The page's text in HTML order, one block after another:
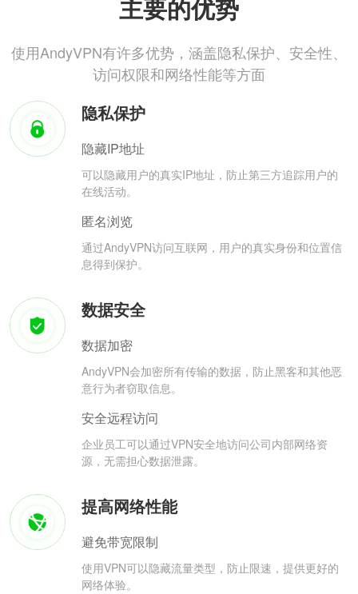
主要的优势
使用AndyVPN有许多优势，涵盖隐私保护、安全性、
访问权限和网络性能等方面
隐私保护
隐藏IP地址
可以隐藏用户的真实IP地址，防止第三方追踪用户的
在线活动。
匿名浏览
通过AndyVPN访问互联网，用户的真实身份和位置信
息得到保护。
数据安全
数据加密
AndyVPN会加密所有传输的数据，防止黑客和其他恶
意行为者窃取信息。
安全远程访问
企业员工可以通过VPN安全地访问公司内部网络资
源，无需担心数据泄露。
提高网络性能
避免带宽限制
使用VPN可以隐藏流量类型，防止限速，提供更好的
网络体验。